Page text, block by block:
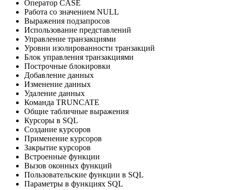
Оператор CASE
Работа со значением NULL
Выражения подзапросов
Использование представлений
Управление транзакциями
Уровни изолированности транзакций
Блок управления транзакциями
Построчные блокировки
Добавление данных
Изменение данных
Удаление данных
Команда TRUNCATE
Общие табличные выражения
Курсоры в SQL
Создание курсоров
Применение курсоров
Закрытие курсоров
Встроенные функции
Вызов оконных функций
Пользовательские функции в SQL
Параметры в функциях SQL